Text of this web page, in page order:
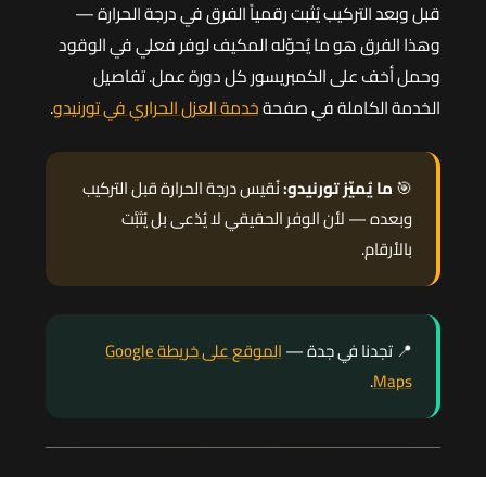
قبل وبعد التركيب يُثبت رقمياً الفرق في درجة الحرارة —
وهذا الفرق هو ما يُحوّله المكيف لوفر فعلي في الوقود
وحمل أخف على الكمبريسور كل دورة عمل. تفاصيل
الخدمة الكاملة في صفحةخدمة العزل الحراري في تورنيدو.
🎯ما يُميّز تورنيدو:نُقيس درجة الحرارة قبل التركيب
وبعده — لأن الوفر الحقيقي لا يُدّعى بل يُثبَّت
بالأرقام.
📍 تجدنا في جدة —
الموقع على خريطة Google
Maps
.